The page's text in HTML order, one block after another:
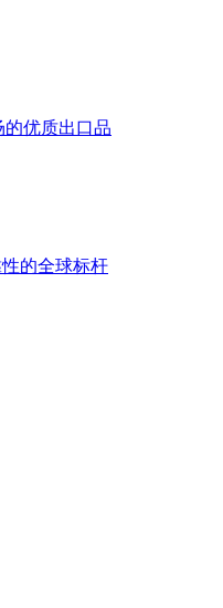
的优质出口品
的全球标杆